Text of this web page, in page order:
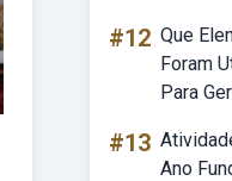
#12 Que
Foram
Para
#13
Ano